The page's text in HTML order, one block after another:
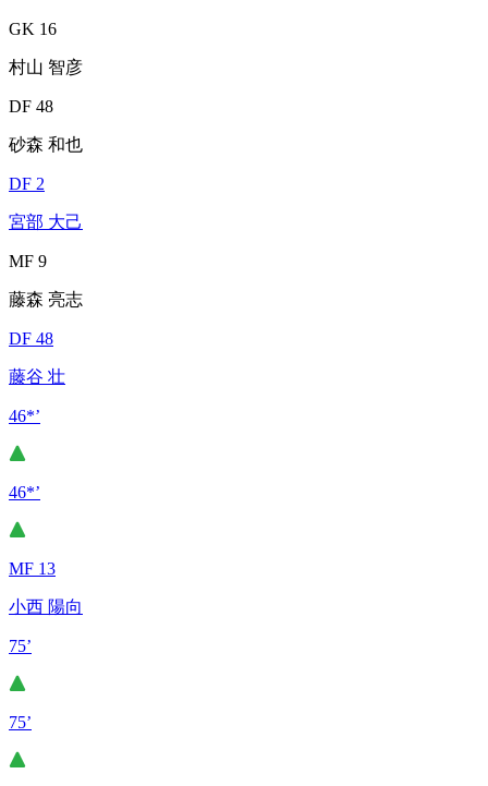
GK 16
村山 智彦
DF 48
砂森 和也
DF 2
宮部 大己
MF 9
藤森 亮志
DF 48
藤谷 壮
46*’
46*’
MF 13
小西 陽向
75’
75’